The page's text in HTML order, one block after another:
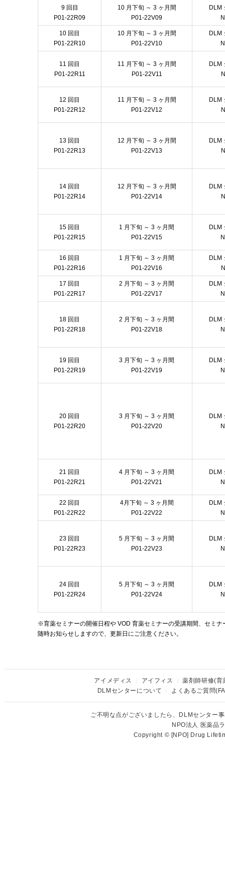
9 回目
P01-22R09
10 月下旬 ～ 3 ヶ月間
P01-22V09
DLM
10 回目
P01-22R10
10 月下旬 ～ 3 ヶ月間
P01-22V10
DLM
11 回目
P01-22R11
11 月下旬 ～ 3 ヶ月間
P01-22V11
DLM
12 回目
P01-22R12
11 月下旬 ～ 3 ヶ月間
P01-22V12
DLM
13 回目
P01-22R13
12 月下旬 ～ 3 ヶ月間
P01-22V13
DLM
14 回目
P01-22R14
12 月下旬 ～ 3 ヶ月間
P01-22V14
DLM
15 回目
P01-22R15
1 月下旬 ～ 3 ヶ月間
P01-22V15
DLM
16 回目
P01-22R16
1 月下旬 ～ 3 ヶ月間
P01-22V16
DLM
17 回目
P01-22R17
2 月下旬 ～ 3 ヶ月間
P01-22V17
DLM
18 回目
P01-22R18
2 月下旬 ～ 3 ヶ月間
P01-22V18
DLM
19 回目
P01-22R19
3 月下旬 ～ 3 ヶ月間
P01-22V19
DLM
20 回目
P01-22R20
3 月下旬 ～ 3 ヶ月間
P01-22V20
DLM
21 回目
P01-22R21
4 月下旬 ～ 3 ヶ月間
P01-22V21
DLM
22 回目
P01-22R22
4月下旬 ～ 3 ヶ月間
P01-22V22
DLM
23 回目
P01-22R23
5 月下旬 ～ 3 ヶ月間
P01-22V23
DLM
24 回目
P01-22R24
5 月下旬 ～ 3 ヶ月間
P01-22V24
DLM
※育薬セミナーの開催日程や VOD 育薬セミナーの受講期間、セミ
随時お知らせしますので、更新日にご注意ください。
アイメディス アイフィス
薬剤師研修(育
DLMセンターについて
よくあるご質問
ご不明な点がございましたら、DLMセンター
NPO法人 医薬品
Copyright © [NPO] Drug